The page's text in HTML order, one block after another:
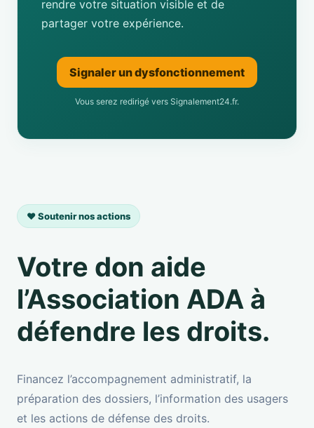
rendre votre situation visible et de
partager votre expérience.
Signaler un dysfonctionnement
Vous serez redirigé vers Signalement24.fr.
❤️ Soutenir nos actions
Votre don aide
l’Association ADA à
défendre les droits.
Financez l’accompagnement administratif, la
préparation des dossiers, l’information des usagers
et les actions de défense des droits.